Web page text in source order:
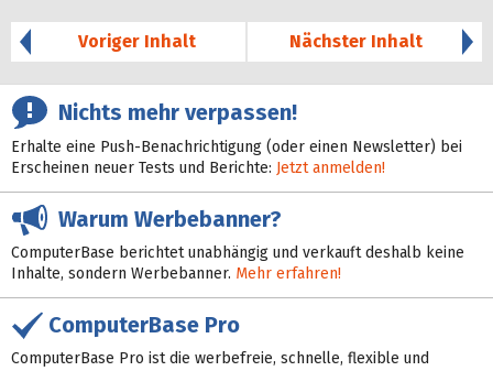
Voriger Inhalt
Nächster Inhalt
Nichts mehr verpassen!
Erhalte eine Push-Benachrichtigung (oder einen Newsletter) bei
Erscheinen neuer Tests und Berichte: Jetzt anmelden!
Warum Werbebanner?
ComputerBase berichtet unabhängig und verkauft deshalb keine
Inhalte, sondern Werbebanner. Mehr erfahren!
ComputerBase Pro
ComputerBase Pro ist die werbefreie, schnelle, flexible und